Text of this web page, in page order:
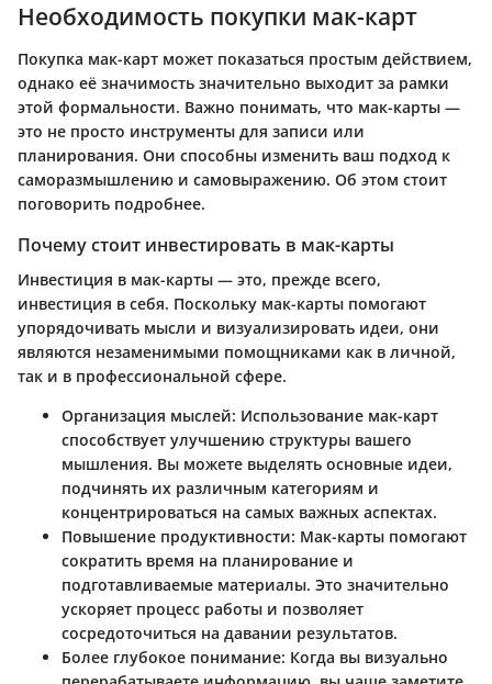
Необходимость покупки мак-карт
Покупка мак-карт может показаться простым действием,
однако её значимость значительно выходит за рамки
этой формальности. Важно понимать, что мак-карты —
это не просто инструменты для записи или
планирования. Они способны изменить ваш подход к
саморазмышлению и самовыражению. Об этом стоит
поговорить подробнее.
Почему стоит инвестировать в мак-карты
Инвестиция в мак-карты — это, прежде всего,
инвестиция в себя. Поскольку мак-карты помогают
упорядочивать мысли и визуализировать идеи, они
являются незаменимыми помощниками как в личной,
так и в профессиональной сфере.
Организация мыслей: Использование мак-карт
способствует улучшению структуры вашего
мышления. Вы можете выделять основные идеи,
подчинять их различным категориям и
концентрироваться на самых важных аспектах.
Повышение продуктивности: Мак-карты помогают
сократить время на планирование и
подготавливаемые материалы. Это значительно
ускоряет процесс работы и позволяет
сосредоточиться на давании результатов.
Более глубокое понимание: Когда вы визуально